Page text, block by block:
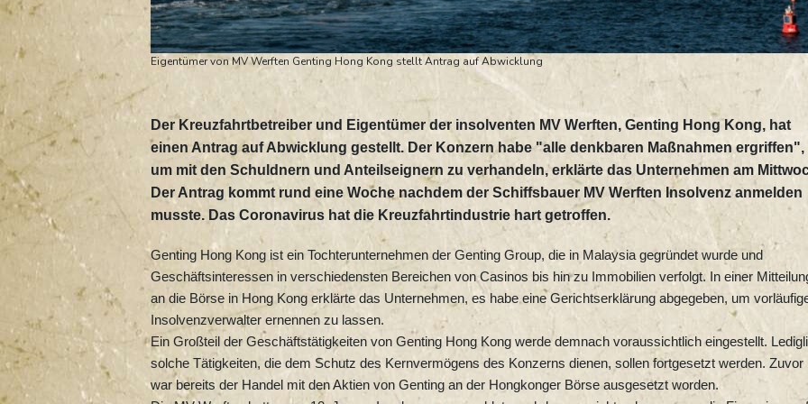
Eigentümer von MV Werften Genting Hong Kong stellt Antrag auf Abwicklung
Der Kreuzfahrtbetreiber und Eigentümer der insolventen MV Werften, Genting Hong Kong, hat
einen Antrag auf Abwicklung gestellt. Der Konzern habe "alle denkbaren Maßnahmen ergriffen",
um mit den Schuldnern und Anteilseignern zu verhandeln, erklärte das Unternehmen am
Der Antrag kommt rund eine Woche nachdem der Schiffsbauer MV Werften Insolvenz anmelden
musste. Das Coronavirus hat die Kreuzfahrtindustrie hart getroffen.
Genting Hong Kong ist ein Tochterunternehmen der Genting Group, die in Malaysia gegründet wurde und
Geschäftsinteressen in verschiedensten Bereichen von Casinos bis hin zu Immobilien verfolgt. In einer
an die Börse in Hong Kong erklärte das Unternehmen, es habe eine Gerichtserklärung abgegeben, um
Insolvenzverwalter ernennen zu lassen.
Ein Großteil der Geschäftstätigkeiten von Genting Hong Kong werde demnach voraussichtlich eingestellt.
solche Tätigkeiten, die dem Schutz des Kernvermögens des Konzerns dienen, sollen fortgesetzt werden. Zuvor
war bereits der Handel mit den Aktien von Genting an der Hongkonger Börse ausgesetzt worden.